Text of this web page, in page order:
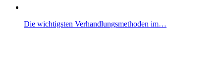
Die wichtigsten Verhandlungsmethoden im…